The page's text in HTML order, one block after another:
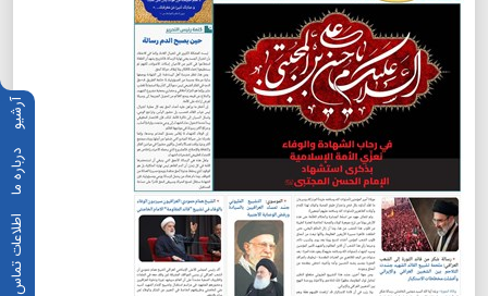
آرشیو
درباره ما
اطلاعات تماس